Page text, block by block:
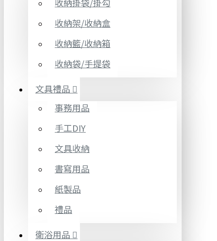
收納架/收納盒
收納籃/收納箱
收納袋/手提袋
文具禮品
事務用品
手工DIY
文具收納
書寫用品
紙製品
禮品
衛浴用品